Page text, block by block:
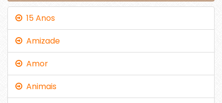
15 Anos
Amizade
Amor
Animais